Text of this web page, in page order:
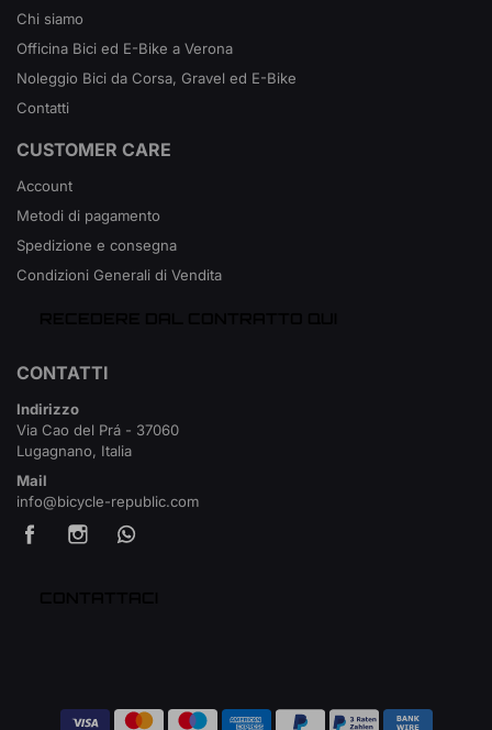
Chi siamo
Officina Bici ed E-Bike a Verona
Noleggio Bici da Corsa, Gravel ed E-Bike
Contatti
CUSTOMER CARE
Account
Metodi di pagamento
Spedizione e consegna
Condizioni Generali di Vendita
CONTATTI
Indirizzo
Via Cao del Prá - 37060
Lugagnano, Italia
Mail
info@bicycle-republic.com